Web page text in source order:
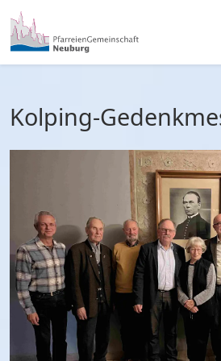
Kolping-